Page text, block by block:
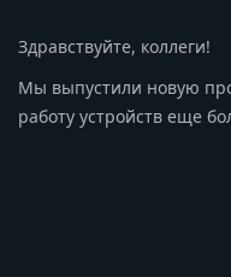
Здравствуйте, коллеги!
Мы выпустили новую
работу устройств еще